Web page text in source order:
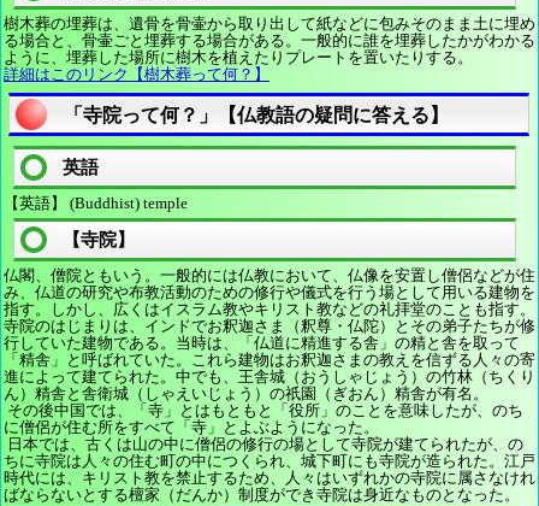
樹木葬の埋葬は、遺骨を骨壷から取り出して紙などに包みそのまま土に埋め
る場合と、骨壷ごと埋葬する場合がある。一般的に誰を埋葬したかがわかる
ように、埋葬した場所に樹木を植えたりプレートを置いたりする。
詳細はこのリンク【樹木葬って何？】
「寺院って何？」【仏教語の疑問に答える】
英語
【英語】 (Buddhist) temple
【寺院】
仏閣、僧院ともいう。一般的には仏教において、仏像を安置し僧侶などが住
み、仏道の研究や布教活動のための修行や儀式を行う場として用いる建物を
指す。しかし、広くはイスラム教やキリスト教などの礼拝堂のことも指す。
寺院のはじまりは、インドでお釈迦さま（釈尊・仏陀）とその弟子たちが修
行していた建物である。当時は、「仏道に精進する舎」の精と舎を取って
「精舎」と呼ばれていた。これら建物はお釈迦さまの教えを信ずる人々の寄
進によって建てられた。中でも、王舎城（おうしゃじょう）の竹林（ちくり
ん）精舎と舎衛城（しゃえいじょう）の祇園（ぎおん）精舎が有名。
その後中国では、「寺」とはもともと「役所」のことを意味したが、のち
に僧侶が住む所をすべて「寺」とよぶようになった。
日本では、古くは山の中に僧侶の修行の場として寺院が建てられたが、の
ちに寺院は人々の住む町の中につくられ、城下町にも寺院が造られた。江戸
時代には、キリスト教を禁止するため、人々はいずれかの寺院に属さなけれ
ばならないとする檀家（だんか）制度ができ寺院は身近なものとなった。